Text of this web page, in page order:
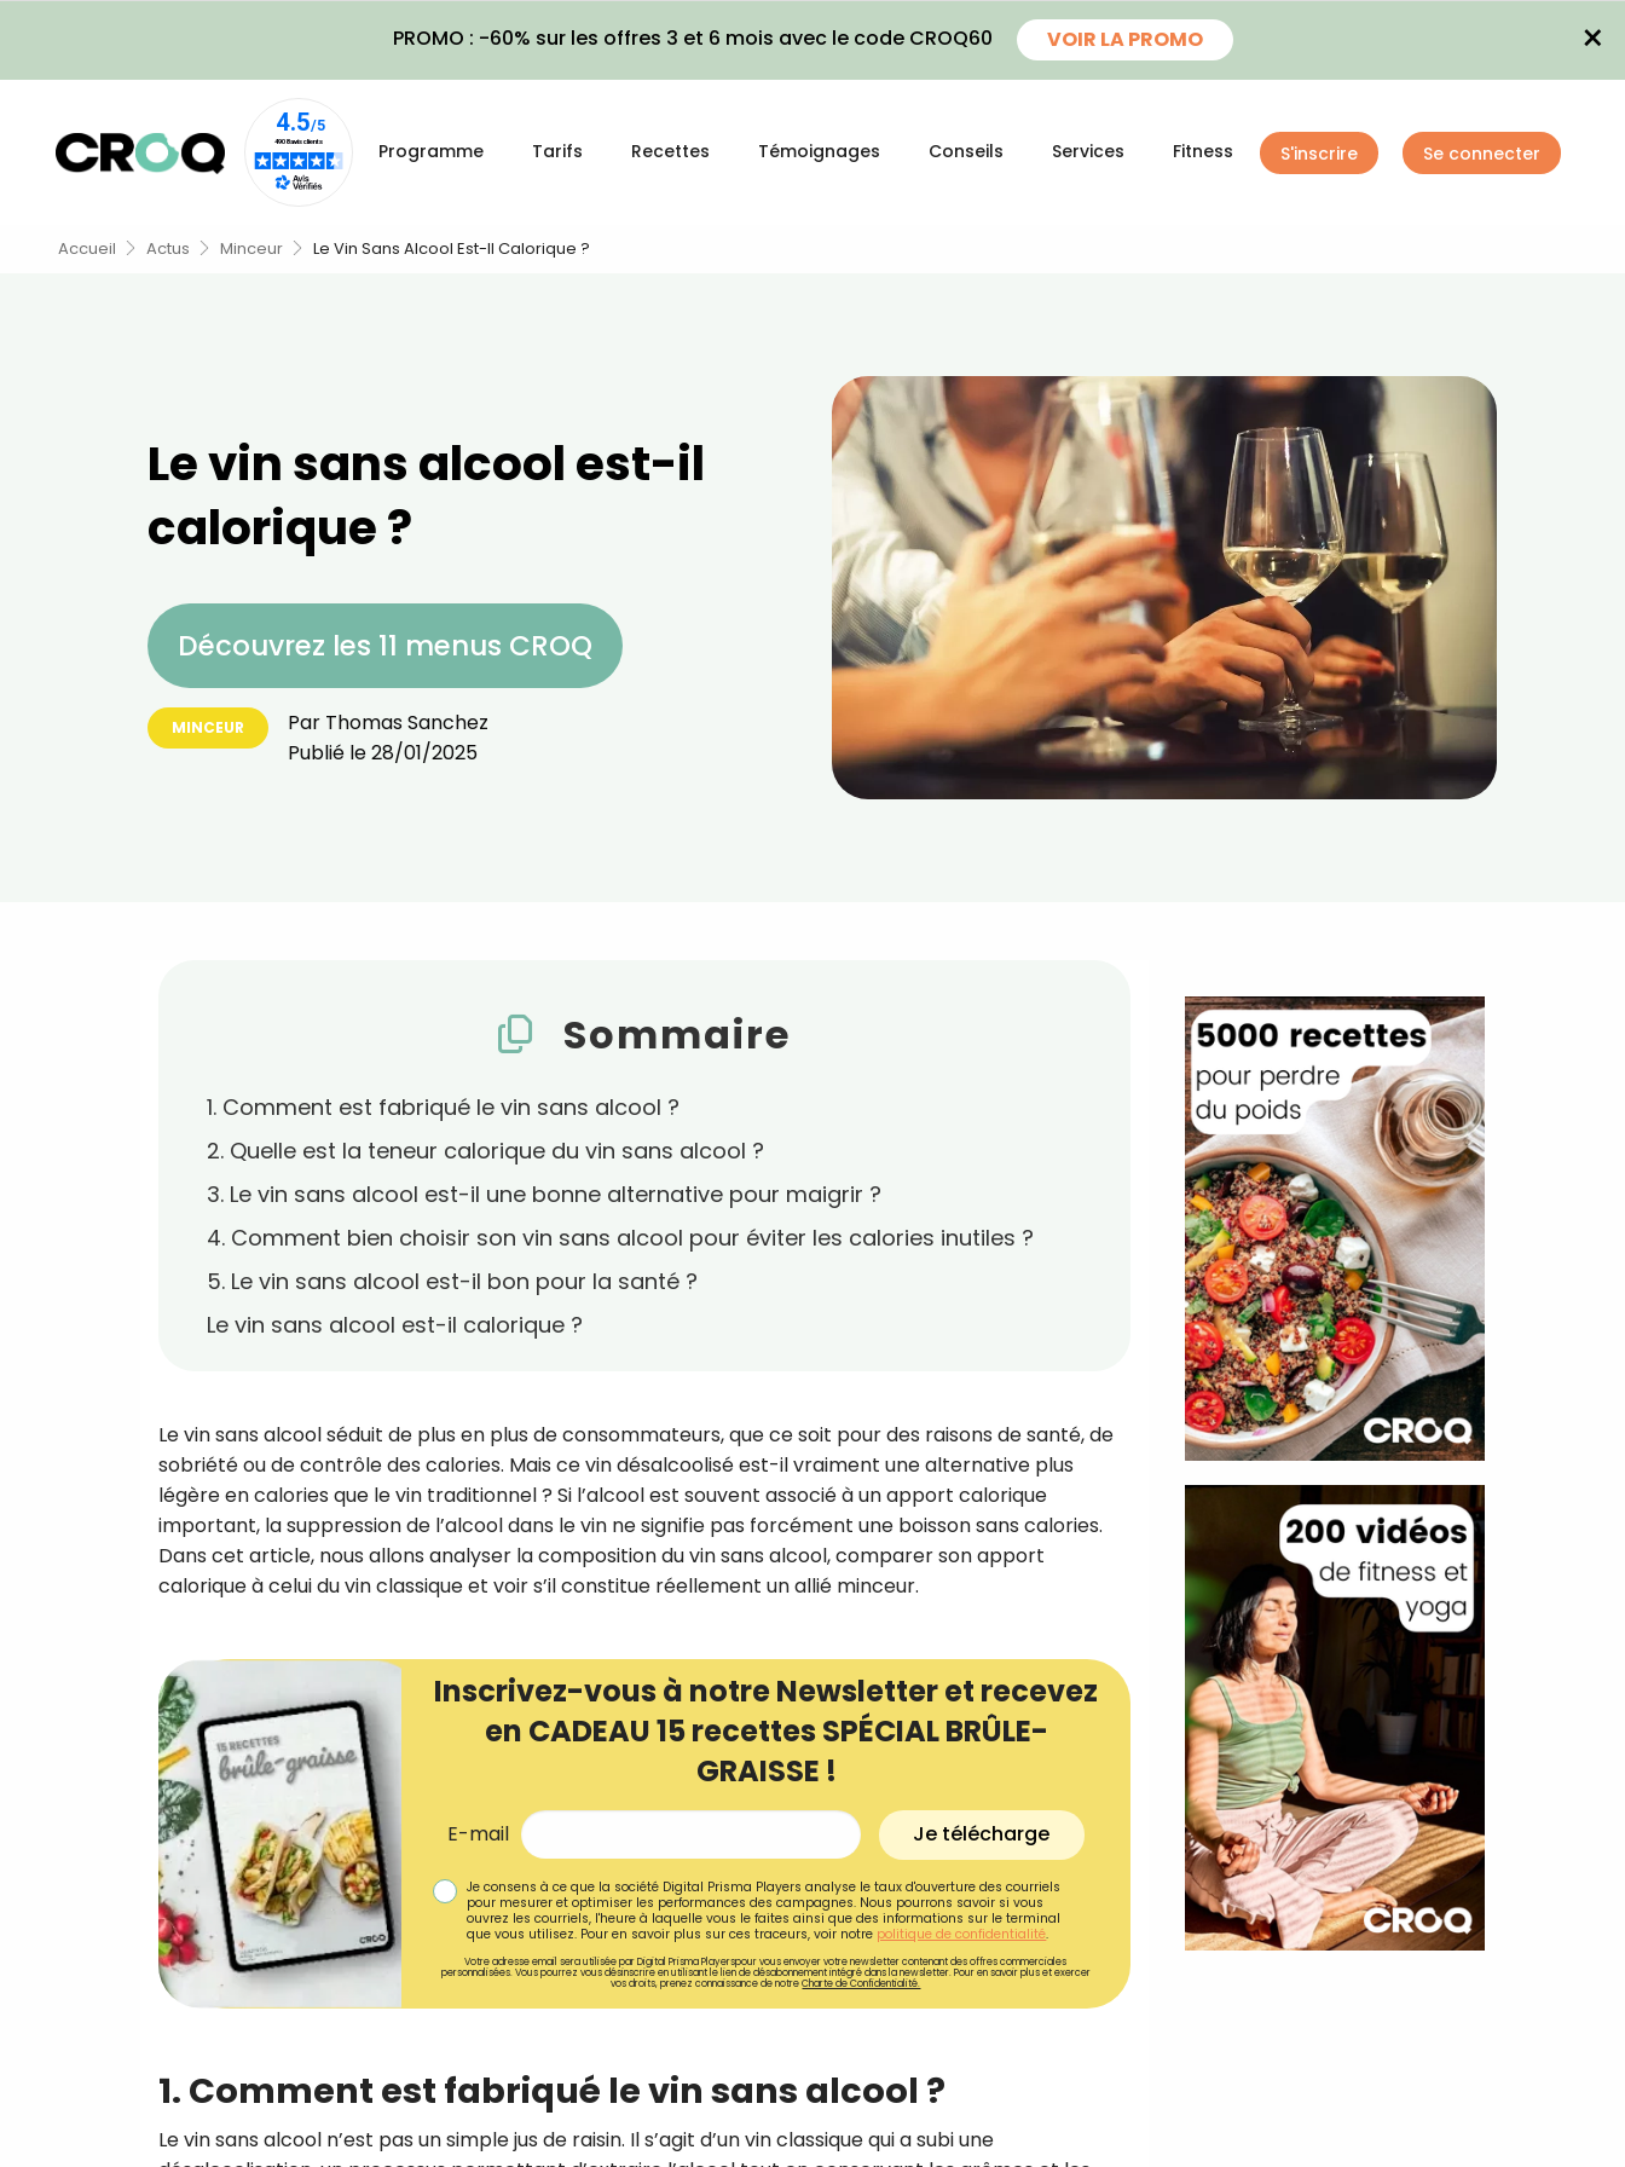
PROMO : -60% sur les offres 3 et 6 mois avec le code CROQ60 VOIR LA PROMO ×
Programme Tarifs Recettes Témoignages Conseils Services Fitness S'inscrire Se connecter
Accueil Actus Minceur Le Vin Sans Alcool Est-Il Calorique ?
Le vin sans alcool est-il
calorique ?
Découvrez les 11 menus CROQ
MINCEUR Par Thomas Sanchez
Publié le28/01/2025
Sommaire
1. Comment est fabriqué le vin sans alcool ?
2. Quelle est la teneur calorique du vin sans alcool ?
3. Le vin sans alcool est-il une bonne alternative pour maigrir ?
4. Comment bien choisir son vin sans alcool pour éviter les calories inutiles ?
5. Le vin sans alcool est-il bon pour la santé ?
Le vin sans alcool est-il calorique ?
Le vin sans alcool séduit de plus en plus de consommateurs, que ce soit pour des raisons de santé, de
sobriété ou de contrôle des calories. Mais ce vin désalcoolisé est-il vraiment une alternative plus
légère en calories que le vin traditionnel ? Si l’alcool est souvent associé à un apport calorique
important, la suppression de l’alcool dans le vin ne signifie pas forcément une boisson sans calories.
Dans cet article, nous allons analyser la composition du vin sans alcool, comparer son apport
calorique à celui du vin classique et voir s’il constitue réellement un allié minceur.
Inscrivez-vous à notre Newsletter et recevez
en CADEAU 15 recettes SPÉCIAL BRÛLE-
GRAISSE !
E-mail Je télécharge
Je consens à ce que la société Digital Prisma Players analyse le taux d'ouverture des courriels
pour mesurer et optimiser les performances des campagnes. Nous pourrons savoir si vous
ouvrez les courriels, l'heure à laquelle vous le faites ainsi que des informations sur le terminal
que vous utilisez. Pour en savoir plus sur ces traceurs, voir notre politique de confidentialité.
Votre adresse email sera utilisée par Digital Prisma Playerspour vous envoyer votre newsletter contenant des offres commerciales
personnalisées. Vous pourrez vous désinscrire en utilisant le lien de désabonnement intégré dans la newsletter. Pour en savoir plus et exercer
vos droits, prenez connaissance de notreCharte de Confidentialité.
1. Comment est fabriqué le vin sans alcool ?
Le vin sans alcool n’est pas un simple jus de raisin. Il s’agit d’un vin classique qui a subi une
recettes inédites de CROQ
!
Ainsi que la newsletter promotionnelle de